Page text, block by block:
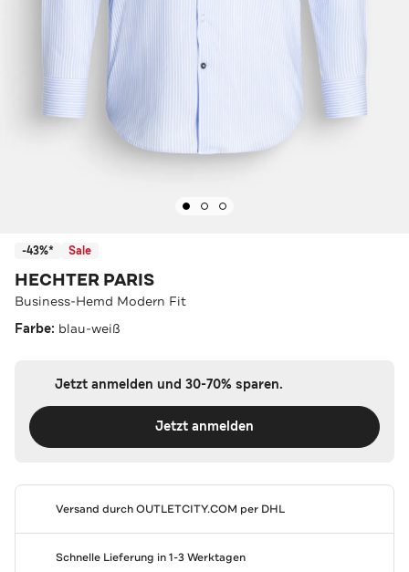
-43%* Sale
HECHTER PARIS
Business-Hemd Modern Fit
Farbe: blau-weiß
Jetzt anmelden und 30-70% sparen.
Jetzt anmelden
Versand durchOUTLETCITY.COM per DHL
Schnelle Lieferung in 1-3 Werktagen